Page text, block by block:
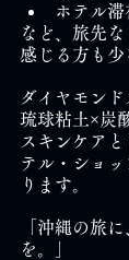
ホテル
など、旅先
感じる方も少
ダイヤモンド
琉球粘土×炭
スキンケア
テル・ショ
ります。
「沖縄の旅
を。」